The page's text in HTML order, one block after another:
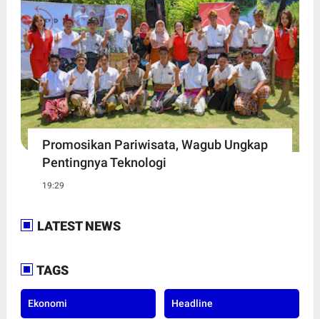
Promosikan Pariwisata, Wagub Ungkap
Pentingnya Teknologi
19:29
LATEST NEWS
TAGS
Ekonomi Headline